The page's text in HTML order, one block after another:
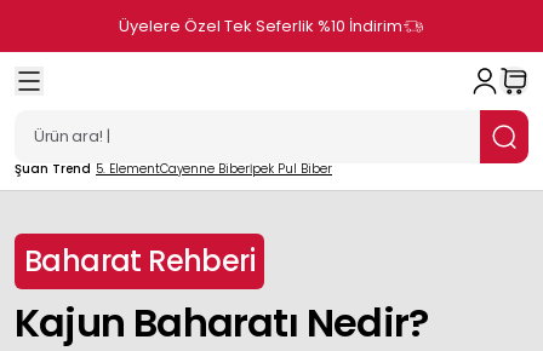
Üyelere Özel Tek Seferlik %10 İndirim
Şuan Trend 5. ElementCayenne Biberİpek Pul Biber
Baharat Rehberi
Kajun Baharatı Nedir?